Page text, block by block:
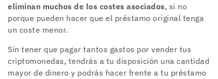
eliminan muchos de los costes asociados, si no
porque pueden hacer que el préstamo original tenga
un coste menor.
Sin tener que pagar tantos gastos por vender tus
criptomonedas, tendrás a tu disposición una cantidad
mayor de dinero y podrás hacer frente a tu préstamo